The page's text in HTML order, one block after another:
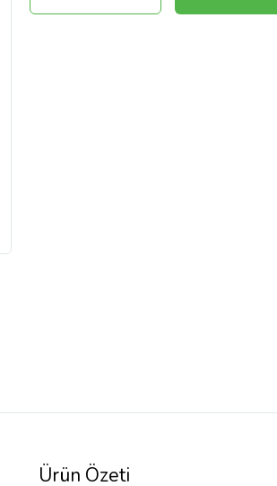
Ürün Özeti